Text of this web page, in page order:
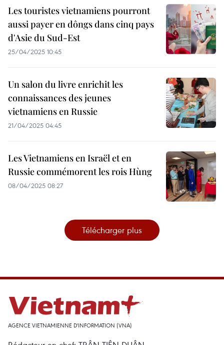
Les touristes vietnamiens pourront
aussi payer en dôngs dans cinq pays
d'Asie du Sud-Est
25/04/2025 10:45
Un salon du livre enrichit les
connaissances des jeunes
vietnamiens en Russie
21/04/2025 04:45
Les Vietnamiens en Israël et en
Russie commémorent les rois Hùng
08/04/2025 08:27
Télécharger plus
AGENCE VIETNAMIENNE D'INFORMATION (VNA)